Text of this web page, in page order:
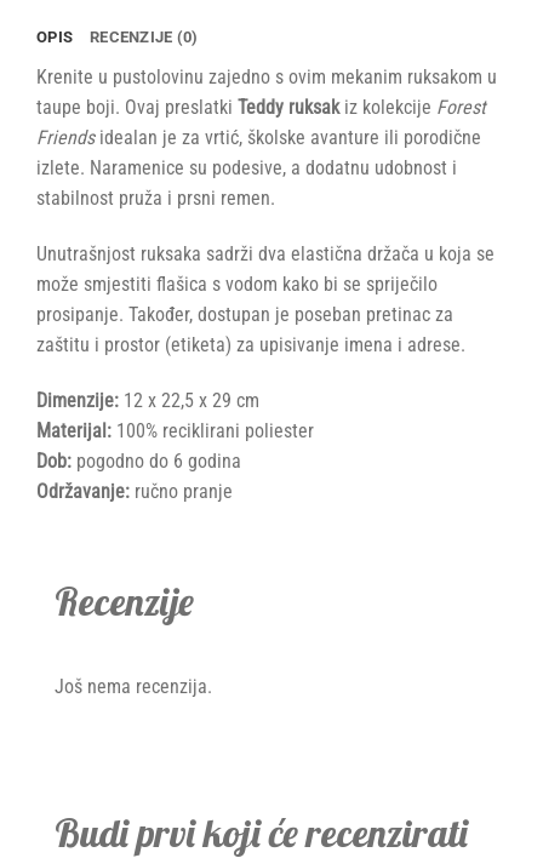
OPIS RECENZIJE (0)
Krenite u pustolovinu zajedno s ovim mekanim ruksakom u
taupe boji. Ovaj preslatki Teddy ruksakiz kolekcije Forest
Friendsidealan je za vrtić, školske avanture ili porodične
izlete. Naramenice su podesive, a dodatnu udobnost i
stabilnost pruža i prsni remen.
Unutrašnjost ruksaka sadrži dva elastična držača u koja se
može smjestiti flašica s vodom kako bi se spriječilo
prosipanje. Također, dostupan je poseban pretinac za
zaštitu i prostor (etiketa) za upisivanje imena i adrese.
Dimenzije: 12 x 22,5 x 29 cm
Materijal: 100% reciklirani poliester
Dob: pogodno do 6 godina
Održavanje: ručno pranje
Recenzije
Još nema recenzija.
Budi prvi koji će recenzirati